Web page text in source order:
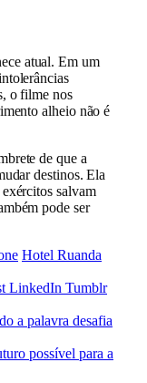
atual. Em um
o filme nos
alheio não é
de que a
destinos. Ela
salvam
pode ser
Hotel Ruanda
LinkedIn Tumblr
a palavra desafia
possível para a